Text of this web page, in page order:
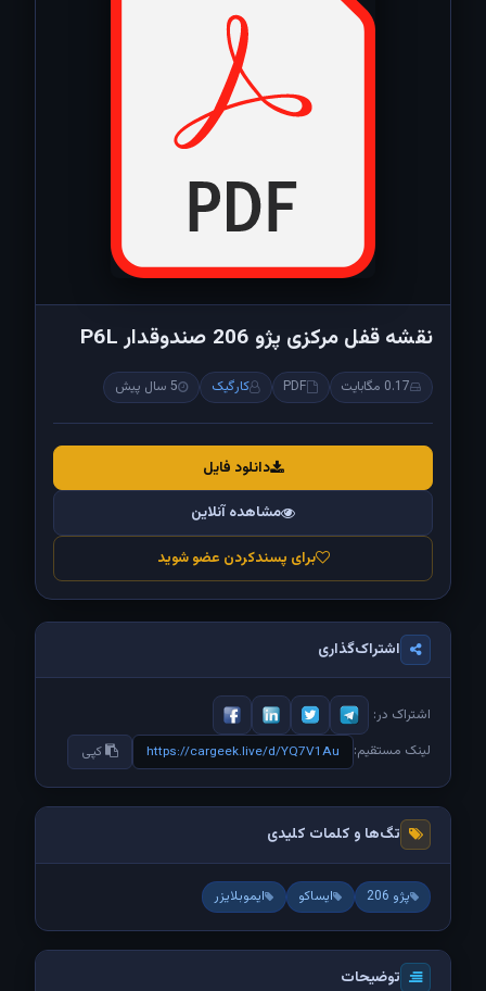
نقشه قفل مرکزی پژو 206 صندوقدار P6L
0.17 مگابایت PDF کارگیک 5 سال پیش
دانلود فایل
مشاهده آنلاین
برای پسندکردن عضو شوید
اشتراک‌گذاری
اشتراک در:
لینک مستقیم: https://cargeek.live/d/YQ7V1Au کپی
تگ‌ها و کلمات کلیدی
پژو 206 ایساکو ایموبلایزر
توضیحات